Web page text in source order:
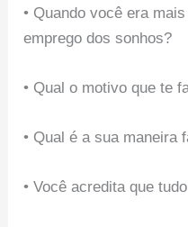
• Quando você era
emprego dos sonhos?
• Qual o motivo que te
• Qual é a sua maneira
• Você acredita que